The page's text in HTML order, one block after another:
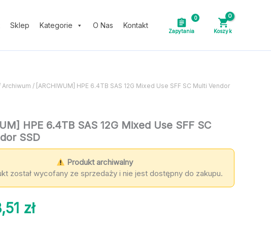
Sklep Kategorie O Nas Kontakt
0
Archiwum / [ARCHIWUM] HPE 6.4TB SAS 12G Mixed Use SFF SC Multi Vendor
HPE 6.4TB SAS 12G Mixed Use SFF SC
SSD
Produkt archiwalny
został wycofany ze sprzedaży i nie jest dostępny do zakupu.
zł